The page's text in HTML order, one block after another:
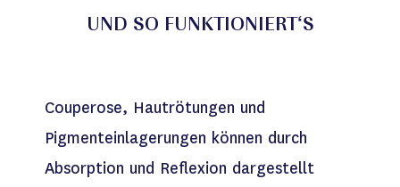
UND SO FUNKTIONIERT‘S
Couperose, Hautrötungen und
Pigmenteinlagerungen können durch
Absorption und Reflexion dargestellt